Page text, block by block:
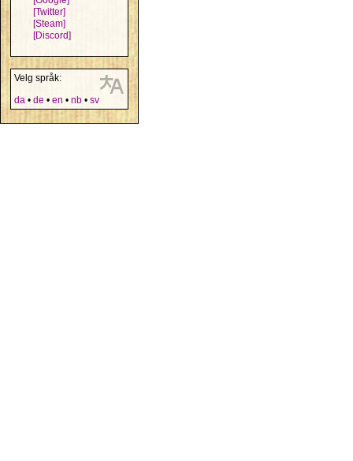
[Twitter]
[Steam]
[Discord]
Velg språk:
da • de • en • nb • sv